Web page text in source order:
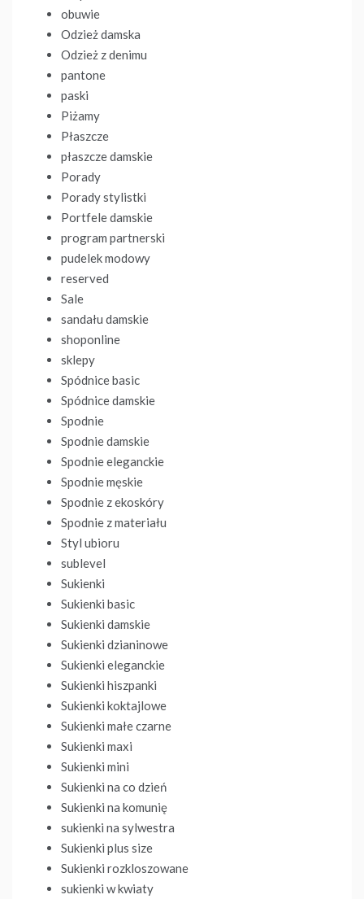
obuwie
Odzież damska
Odzież z denimu
pantone
paski
Piżamy
Płaszcze
płaszcze damskie
Porady
Porady stylistki
Portfele damskie
program partnerski
pudelek modowy
reserved
Sale
sandału damskie
shoponline
sklepy
Spódnice basic
Spódnice damskie
Spodnie
Spodnie damskie
Spodnie eleganckie
Spodnie męskie
Spodnie z ekoskóry
Spodnie z materiału
Styl ubioru
sublevel
Sukienki
Sukienki basic
Sukienki damskie
Sukienki dzianinowe
Sukienki eleganckie
Sukienki hiszpanki
Sukienki koktajlowe
Sukienki małe czarne
Sukienki maxi
Sukienki mini
Sukienki na co dzień
Sukienki na komunię
sukienki na sylwestra
Sukienki plus size
Sukienki rozkloszowane
sukienki w kwiaty